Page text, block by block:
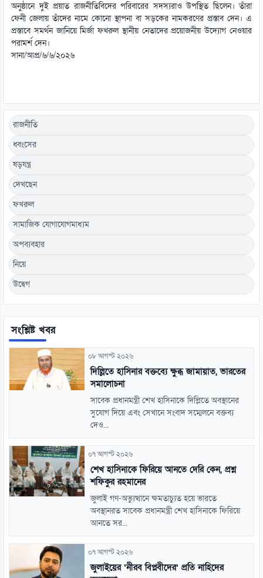
অনুষ্ঠানে দুই প্রয়াত রাজনীতিবিদের পরিবারের সদস্যরাও উপস্থিত ছিলেন। তাঁরা
ফেনী জেলায় তাঁদের নামে কোনো স্থাপনা বা সড়কের নামকরণের প্রস্তাব দেন। এ
প্রস্তাবে সমর্থন জানিয়ে মির্জা ফখরুল স্থানীয় নেতাদের প্রয়োজনীয় উদ্যোগ নেওয়ার
পরামর্শ দেন।
সানা/আপ্র/৬/৬/২০২৬
রাজনীতি
ধ্বংসের
ষড়যন্ত্র
দেখছেন
ফখরুল
সামাজিক যোগাযোগমাধ্যম
অপব্যবহার
নিয়ে
উদ্বেগ
সংশ্লিষ্ট খবর
০৮ আগস্ট ২০২৬
দিল্লিতে হাসিনার বক্তব্যে ক্ষুব্ধ জামায়াত, ভারতের
সমালোচনা
সাবেক প্রধানমন্ত্রী শেখ হাসিনাকে দিল্লিতে অবস্থানের
সুযোগ দিয়ে এবং সেখানে সংবাদ সম্মেলনে বক্তব্য
দেও...
০৭ আগস্ট ২০২৬
শেখ হাসিনাকে ফিরিয়ে আনতে দেরি কেন, প্রশ্ন
শফিকুর রহমানের
জুলাই গণ-অভ্যুত্থানে ক্ষমতাচ্যুত হয়ে ভারতে
অবস্থানরত সাবেক প্রধানমন্ত্রী শেখ হাসিনাকে ফিরিয়ে
আনতে সর...
০৭ আগস্ট ২০২৬
জুলাইয়ের ‘নীরব বিপ্লবীদের’ প্রতি নাহিদের